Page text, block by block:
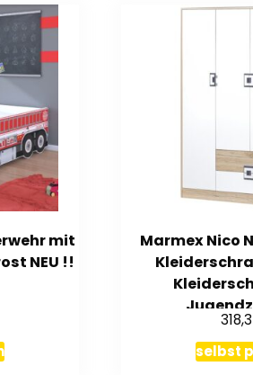
mit
NEU !!
Marmex Nico
selbst